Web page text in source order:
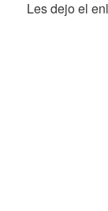
Les dejo el